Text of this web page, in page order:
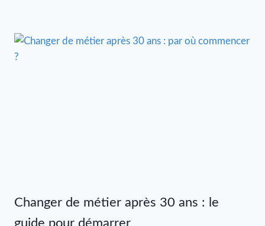
Changer de métier après 30 ans : le
guide pour démarrer